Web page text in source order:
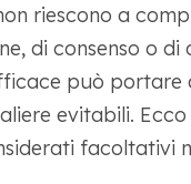
riescono a
di consenso o
può portare
evitabili.
facoltativi